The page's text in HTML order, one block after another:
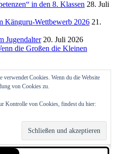
in den 8. Klassen 28. Juli
Känguru-Wettbewerb 2026 21.
Jugendalter 20. Juli 2026
die Großen die Kleinen
verwendet Cookies. Wenn du die Website
von Cookies zu.
Kontrolle von Cookies, findest du hier: